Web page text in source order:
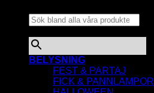
BELYSNING
FEST & PARTAJ
FICK & PANNLAMPOR